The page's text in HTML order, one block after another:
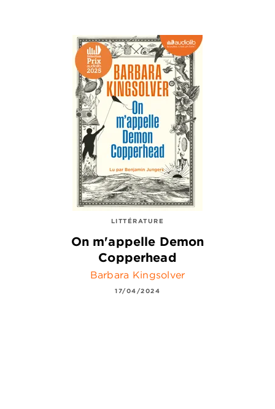
LITTÉRATURE
On m'appelle Demon
Copperhead
Barbara Kingsolver
17/04/2024